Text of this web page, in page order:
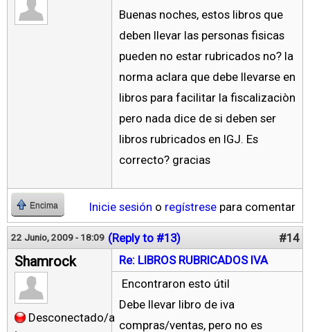
Buenas noches, estos libros que
deben llevar las personas fisicas
pueden no estar rubricados no? la
norma aclara que debe llevarse en
libros para facilitar la fiscalizaciòn
pero nada dice de si deben ser
libros rubricados en IGJ. Es
correcto? gracias
Encima Inicie sesión o regístrese para comentar
22 Junio, 2009 - 18:09 (Reply to #13) #14
Shamrock
Desconectado/a
Re: LIBROS RUBRICADOS IVA
Encontraron esto útil
Debe llevar libro de iva
compras/ventas, pero no es